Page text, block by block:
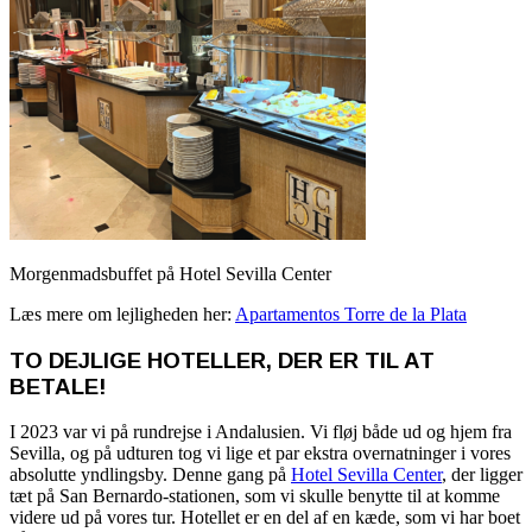
Morgenmadsbuffet på Hotel Sevilla Center
Læs mere om lejligheden her: Apartamentos Torre de la Plata
TO DEJLIGE HOTELLER, DER ER TIL AT
BETALE!
I 2023 var vi på rundrejse i Andalusien. Vi fløj både ud og hjem fra
Sevilla, og på udturen tog vi lige et par ekstra overnatninger i vores
absolutte yndlingsby. Denne gang på Hotel Sevilla Center, der ligger
tæt på San Bernardo-stationen, som vi skulle benytte til at komme
videre ud på vores tur. Hotellet er en del af en kæde, som vi har boet